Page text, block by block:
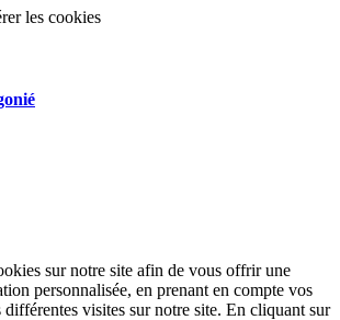
les cookies
sur notre site afin de vous offrir une
personnalisée, en prenant en compte vos
différentes visites sur notre site. En cliquant sur